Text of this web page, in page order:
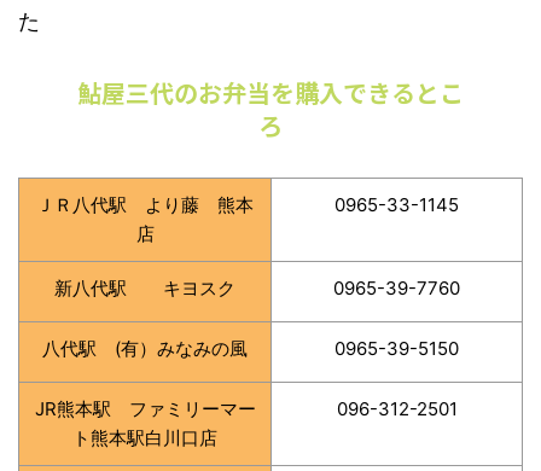
た
鮎屋三代のお弁当を購入できるとこ
ろ
ＪＲ八代駅 より藤 熊本
店
0965-33-1145
新八代駅 キヨスク 0965-39-7760
八代駅 (有）みなみの風 0965-39-5150
JR熊本駅 ファミリーマー
ト熊本駅白川口店
096-312-2501